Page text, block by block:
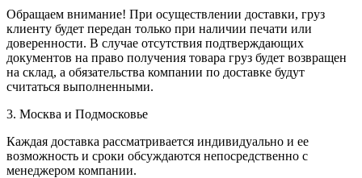
Обращаем внимание! При осуществлении доставки, груз
клиенту будет передан только при наличии печати или
доверенности. В случае отсутствия подтверждающих
документов на право получения товара груз будет возвращен
на склад, а обязательства компании по доставке будут
считаться выполненными.
3. Москва и Подмосковье
Каждая доставка рассматривается индивидуально и ее
возможность и сроки обсуждаются непосредственно с
менеджером компании.